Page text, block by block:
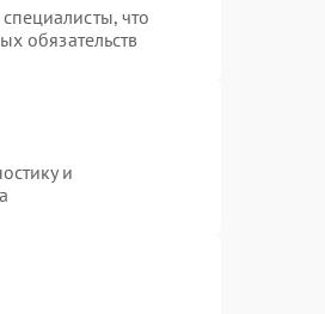
что
обязательств
и